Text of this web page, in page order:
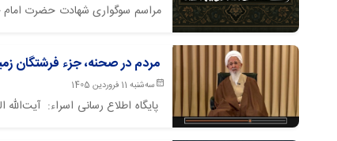
مراسم سوگواری شهادت حضرت امام
مردم در صحنه، جزء فرشتگان
به هیچ تعهدی، واجب است
سه‌شنبه 11 فروردین 1405
پایگاه اطلاع رسانی اسراء: